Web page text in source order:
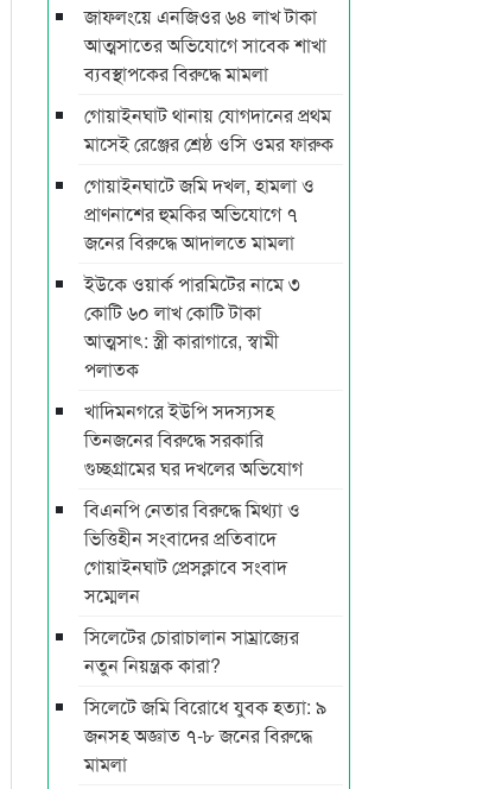
জাফলংয়ে এনজিওর ৬৪ লাখ টাকা
আত্মসাতের অভিযোগে সাবেক শাখা
ব্যবস্থাপকের বিরুদ্ধে মামলা
গোয়াইনঘাট থানায় যোগদানের প্রথম
মাসেই রেঞ্জের শ্রেষ্ঠ ওসি ওমর ফারুক
গোয়াইনঘাটে জমি দখল, হামলা ও
প্রাণনাশের হুমকির অভিযোগে ৭
জনের বিরুদ্ধে আদালতে মামলা
ইউকে ওয়ার্ক পারমিটের নামে ৩
কোটি ৬০ লাখ কোটি টাকা
আত্মসাৎ: স্ত্রী কারাগারে, স্বামী
পলাতক
খাদিমনগরে ইউপি সদস্যসহ
তিনজনের বিরুদ্ধে সরকারি
গুচ্ছগ্রামের ঘর দখলের অভিযোগ
বিএনপি নেতার বিরুদ্ধে মিথ্যা ও
ভিত্তিহীন সংবাদের প্রতিবাদে
গোয়াইনঘাট প্রেসক্লাবে সংবাদ
সম্মেলন
সিলেটের চোরাচালান সাম্রাজ্যের
নতুন নিয়ন্ত্রক কারা?
সিলেটে জমি বিরোধে যুবক হত্যা: ৯
জনসহ অজ্ঞাত ৭-৮ জনের বিরুদ্ধে
মামলা